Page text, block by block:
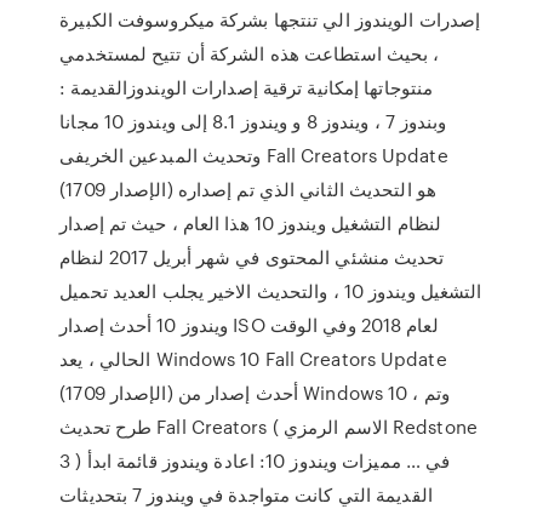
إصدرات الويندوز الي تنتجها بشركة ميكروسوفت الكبيرة
، بحيث استطاعت هذه الشركة أن تتيح لمستخدمي
منتوجاتها إمكانية ترقية إصدارات الويندوزالقديمة :
وبندوز 7 ، ويندوز 8 و ويندوز 8.1 إلى ويندوز 10 مجانا
وتحديث المبدعين الخريفى Fall Creators Update
(الإصدار 1709) هو التحديث الثاني الذي تم إصداره
لنظام التشغيل ويندوز 10 هذا العام ، حيث تم إصدار
تحديث منشئي المحتوى في شهر أبريل 2017 لنظام
التشغيل ويندوز 10 ، والتحديث الاخير يجلب العديد تحميل
ويندوز 10 أحدث إصدار ISO لعام 2018 وفي الوقت
الحالي ، يعد Windows 10 Fall Creators Update
(الإصدار 1709) أحدث إصدار من Windows 10 ، وتم
طرح تحديث Fall Creators ( الاسم الرمزي Redstone
3 ) في … مميزات ويندوز 10: اعادة ويندوز قائمة ابدأ
القديمة التي كانت متواجدة في ويندوز 7 بتحديثات